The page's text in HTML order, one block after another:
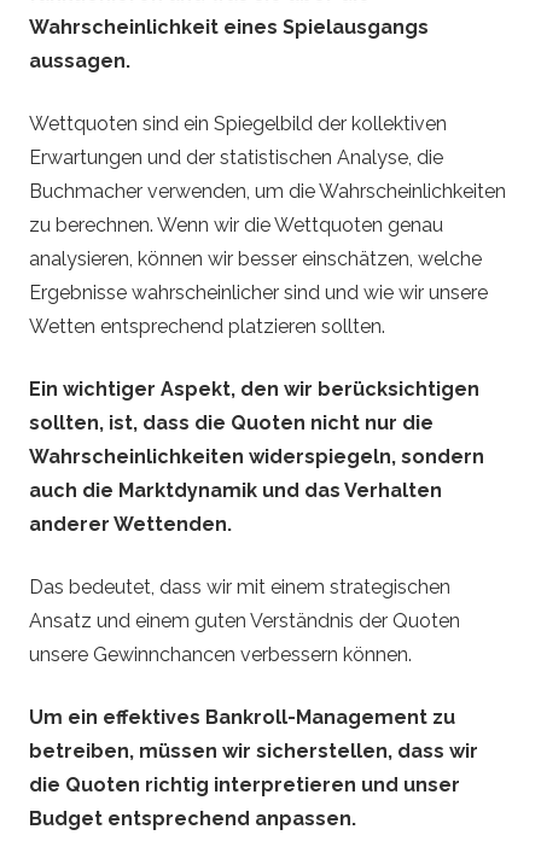
Wahrscheinlichkeit eines Spielausgangs
aussagen.
Wettquoten sind ein Spiegelbild der kollektiven
Erwartungen und der statistischen Analyse, die
Buchmacher verwenden, um die Wahrscheinlichkeiten
zu berechnen. Wenn wir die Wettquoten genau
analysieren, können wir besser einschätzen, welche
Ergebnisse wahrscheinlicher sind und wie wir unsere
Wetten entsprechend platzieren sollten.
Ein wichtiger Aspekt, den wir berücksichtigen
sollten, ist, dass die Quoten nicht nur die
Wahrscheinlichkeiten widerspiegeln, sondern
auch die Marktdynamik und das Verhalten
anderer Wettenden.
Das bedeutet, dass wir mit einem strategischen
Ansatz und einem guten Verständnis der Quoten
unsere Gewinnchancen verbessern können.
Um ein effektives Bankroll-Management zu
betreiben, müssen wir sicherstellen, dass wir
die Quoten richtig interpretieren und unser
Budget entsprechend anpassen.